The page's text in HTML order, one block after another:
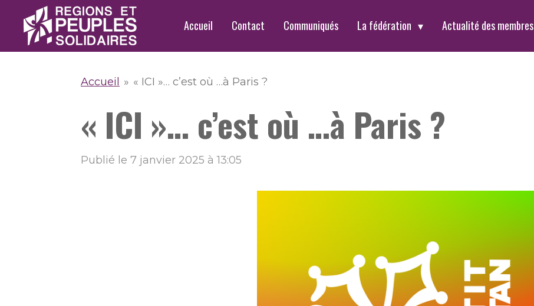
Passer
contenu
Accueil Contact Communiqués La fédération Actualité des membres
Accueil » « ICI »… c’est où …à Paris ?
« ICI »… c’est où …à Paris ?
Publié le 7 janvier 2025 à 13:05